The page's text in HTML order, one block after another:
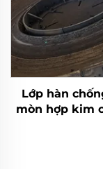
Lớp hàn
mòn hợp kim